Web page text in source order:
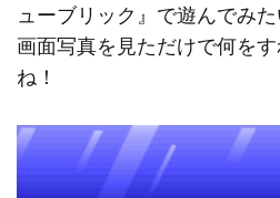
ューブリック』で遊んでみた
画面写真を見ただけで何を
ね！